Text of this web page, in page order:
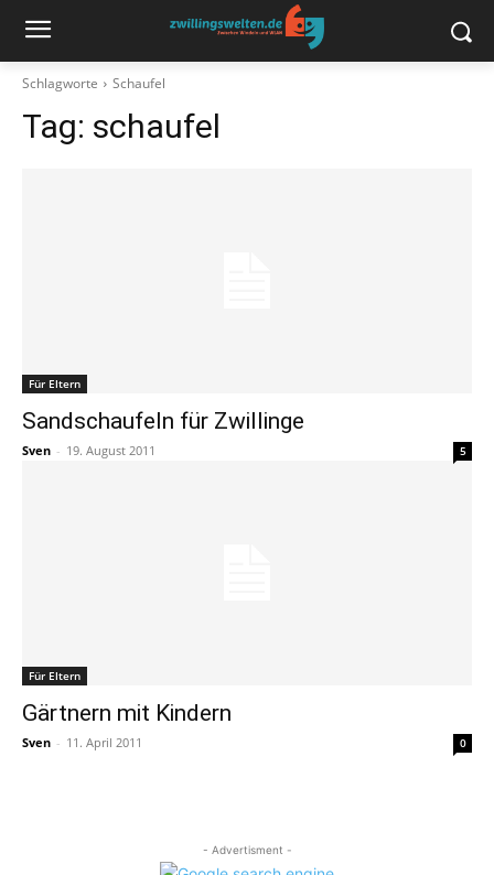
Schlagworte Schaufel
Tag: schaufel
Für Eltern
Sandschaufeln für Zwillinge
Sven - 19. August 2011 5
Für Eltern
Gärtnern mit Kindern
Sven - 11. April 2011 0
- Advertisment -